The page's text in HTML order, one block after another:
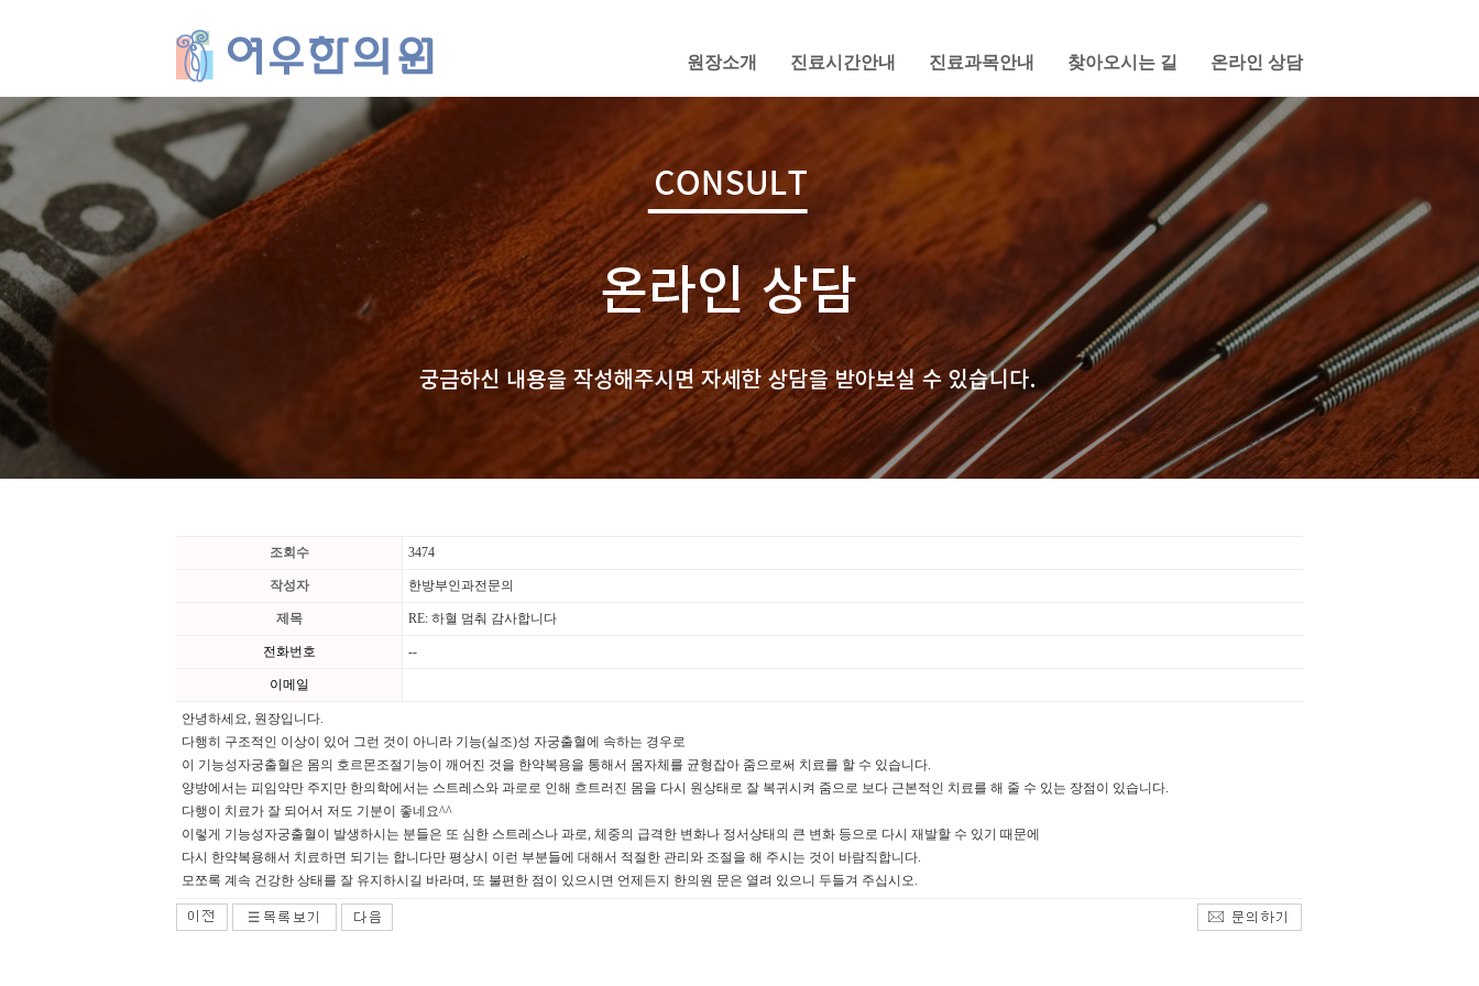
원장소개 진료시간안내 진료과목안내 찾아오시는 길 온라인 상담
조회수 3474
작성자 한방부인과전문의
제목 RE: 하혈 멈춰 감사합니다
전화번호 --
이메일
안녕하세요, 원장입니다.
다행히 구조적인 이상이 있어 그런 것이 아니라 기능(실조)성 자궁출혈에 속하는 경우로
이 기능성자궁출혈은 몸의 호르몬조절기능이 깨어진 것을 한약복용을 통해서 몸자체를 균형잡아 줌으로써 치료를 할 수 있습니다.
양방에서는 피임약만 주지만 한의학에서는 스트레스와 과로로 인해 흐트러진 몸을 다시 원상태로 잘 복귀시켜 줌으로 보다 근본적인 치료를 해 줄 수 있는 장점이 있습니다.
다행이 치료가 잘 되어서 저도 기분이 좋네요^^
이렇게 기능성자궁출혈이 발생하시는 분들은 또 심한 스트레스나 과로, 체중의 급격한 변화나 정서상태의 큰 변화 등으로 다시 재발할 수 있기 때문에
다시 한약복용해서 치료하면 되기는 합니다만 평상시 이런 부분들에 대해서 적절한 관리와 조절을 해 주시는 것이 바람직합니다.
모쪼록 계속 건강한 상태를 잘 유지하시길 바라며, 또 불편한 점이 있으시면 언제든지 한의원 문은 열려 있으니 두들겨 주십시오.